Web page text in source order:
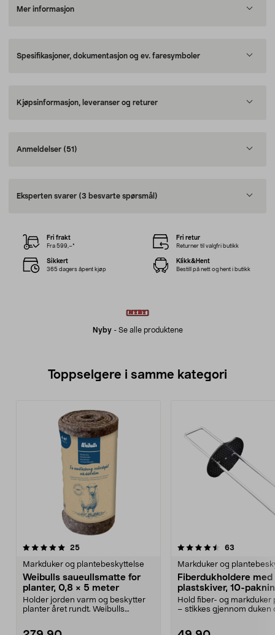
Mer informasjon
Spesifikasjoner, dokumentasjon og ev. faresymboler
Kjøpsinformasjon, leveranser og returer
Anmeldelser (51)
Eksperten svarer (3 besvarte spørsmål)
Nyby- Se alle produktene
Fri frakt
Fra 599,–*
Fri retur
Returner til valgfri butikk
Sikkert
365 dagers åpent kjøp
Klikk&Hent
Bestill på nett og hent i butikk
Toppselgere i samme kategori
25anmeldelser
Markduker og plantebeskyttelse
Weibulls saueullsmatte for
planter, 0,8 × 5 meter
Holder jorden varm og beskytter
planter året rundt. Weibulls
4.5 av 5 stjerner 63
Markduker og
Fiberdukholdere med
plastskiver, 10-
Hold fiber- og markduker
– stikkes gjennom duken
4.5 av 5 stjerner